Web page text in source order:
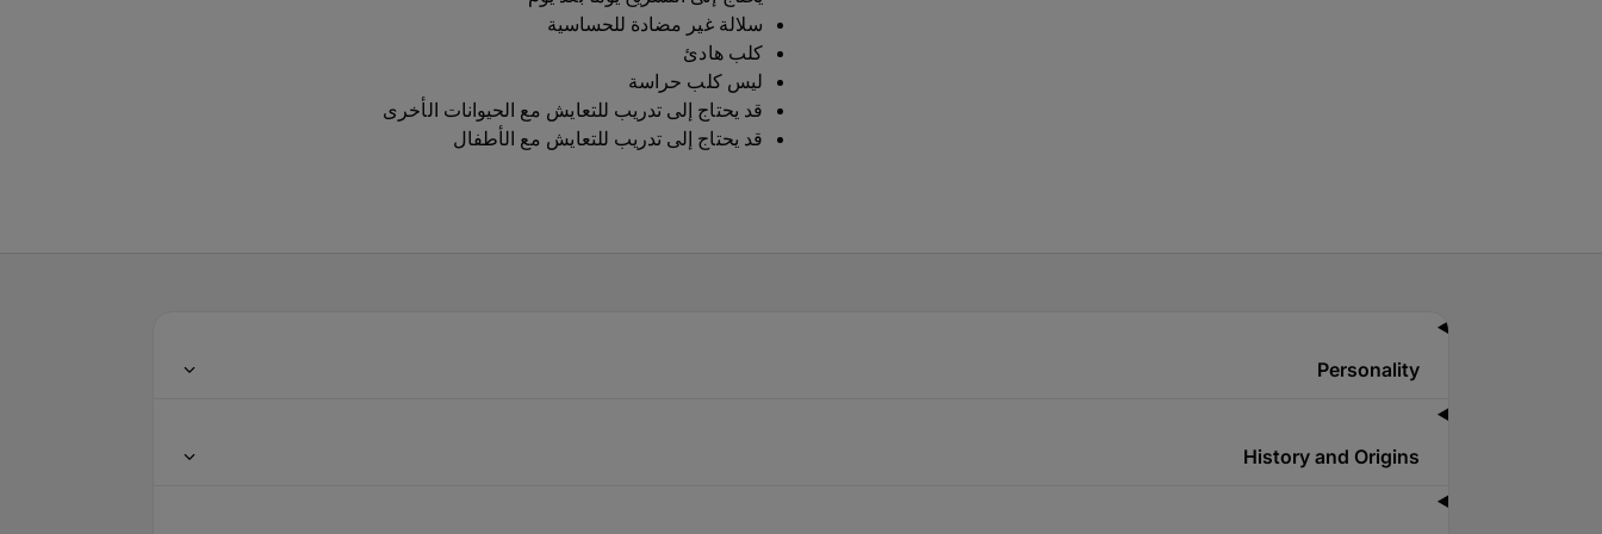
سلالة غير مضادة للحساسية
كلب هادئ
ليس كلب حراسة
قد يحتاج إلى تدريب للتعايش مع الحيوانات الأخرى
قد يحتاج إلى تدريب للتعايش مع الأطفال
Personality
History and Origins